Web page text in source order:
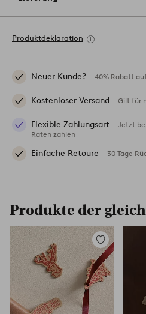
Produktdeklaration
Neuer Kunde? - 40% Rabatt
Kostenloser Versand - Gilt für
Flexible Zahlungsart - Jetzt
Raten zahlen
Einfache Retoure - 30 Tage
Produkte der
Zu
Favoriten
hinzufügen